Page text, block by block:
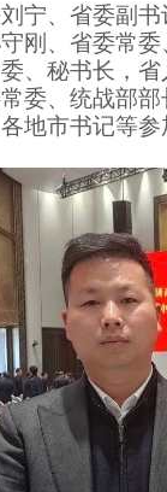
刘宁、 省委副
刚 、 省委常
、秘书长，
委、统战部部
地市书记等参